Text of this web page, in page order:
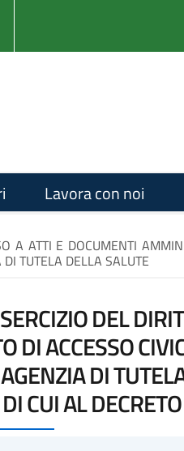
Lavora con noi
A ATTI E DOCUMENTI
TUTELA DELLA SALUTE
DEL
ACCESSO
DI
CUI AL